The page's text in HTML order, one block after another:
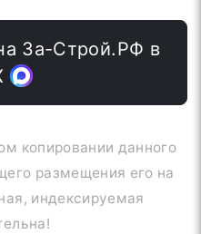
За-Строй.РФ в
копировании данного
размещения его на
индексируемая